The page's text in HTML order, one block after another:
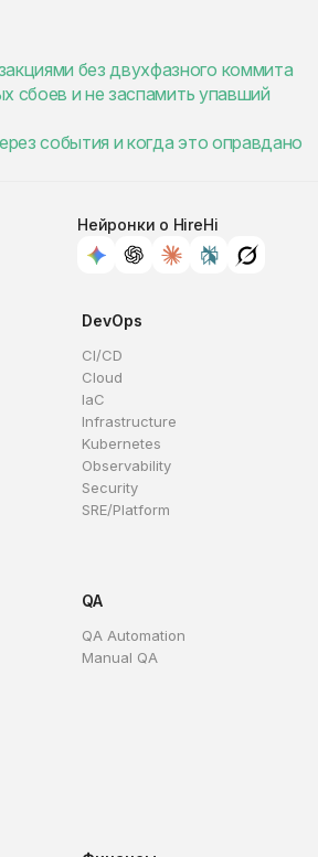
без двухфазного коммита
сбоев и не заспамить упавший
события и когда это оправдано
Нейронки о HireHi
DevOps
CI/CD
Cloud
IaC
Infrastructure
Kubernetes
Observability
Security
SRE/Platform
QA
QA Automation
Manual QA